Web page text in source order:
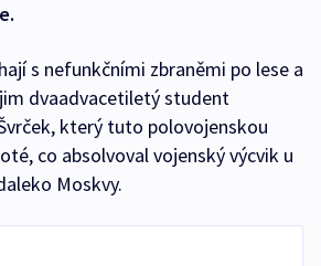
s nefunkčními zbraněmi po lese a
dvaadvacetiletý student
který tuto polovojenskou
co absolvoval vojenský výcvik u
Moskvy.